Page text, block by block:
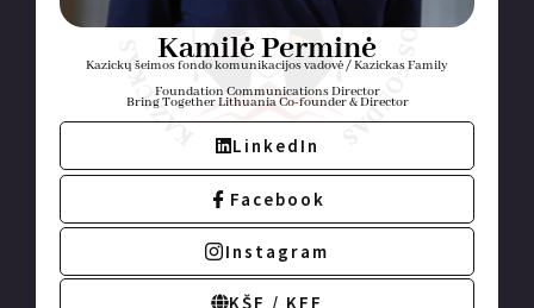
Kamilė Perminė
Kazickų šeimos fondo komunikacijos vadovė / Kazickas Family
Foundation Communications Director
Bring Together Lithuania Co-founder & Director
LinkedIn
Facebook
Instagram
KŠF / KFF